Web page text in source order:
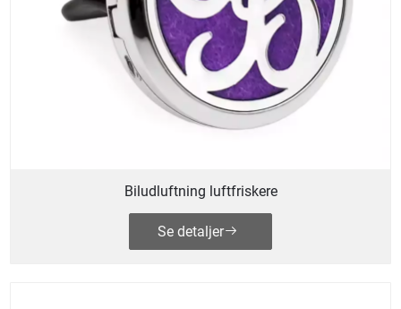
Biludluftning luftfriskere
Se detaljer